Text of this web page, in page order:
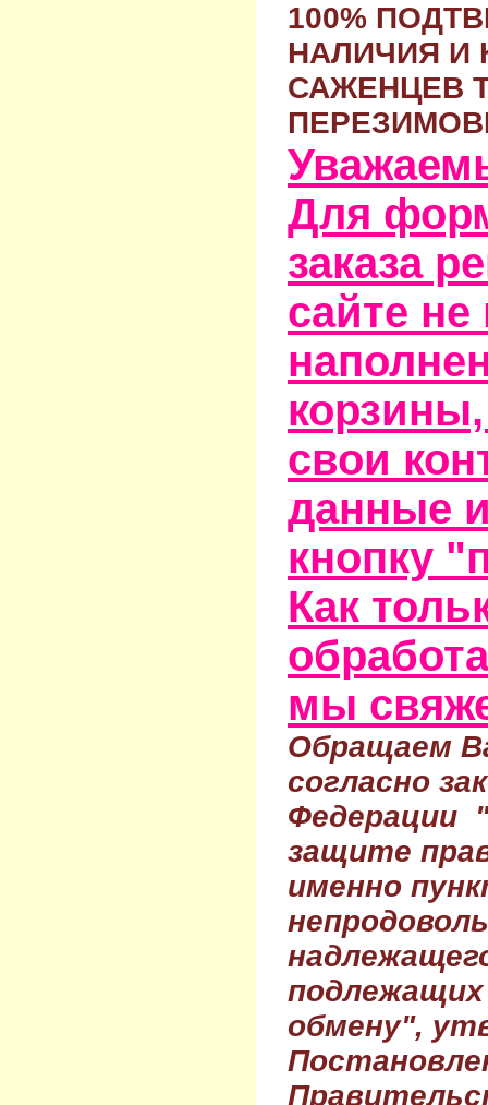
100%
НАЛИЧИЯ И
САЖЕНЦЕВ
Для
заказа
сайте
свои
данные
кнопку
Как
мы
Обращаем
согласно
Федерации
защите
именно
обмену",